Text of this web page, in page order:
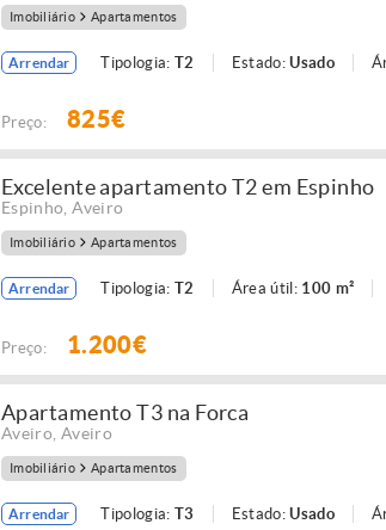
Imobiliário Apartamentos
Arrendar Tipologia:T2 Estado:Usado
Preço: 825€
Excelente apartamento T2 em Espinho
Espinho ,Aveiro
Imobiliário Apartamentos
Arrendar Tipologia:T2 Área útil: 100 m²
Preço: 1.200€
Apartamento T3 na Forca
Aveiro Aveiro
Imobiliário Apartamentos
Arrendar Tipologia:T3 Estado:Usado